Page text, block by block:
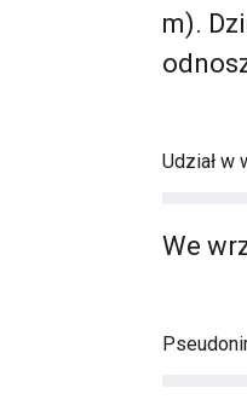
m).
Udział w
We